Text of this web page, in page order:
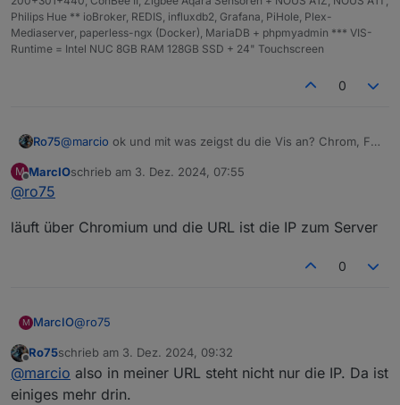
Philips Hue ** ioBroker, REDIS, influxdb2, Grafana, PiHole, Plex-
Mediaserver, paperless-ngx (Docker), MariaDB + phpmyadmin *** VIS-
Runtime = Intel NUC 8GB RAM 128GB SSD + 24" Touchscreen
0
Ro75@marcio ok und mit was zeigst du die Vis an? Chrom, FF,
Ro75
M
Offline
MarcIOschrieb am 3. Dez. 2024, 07:55
zuletzt editiert von
@ro75
läuft über Chromium und die URL ist die IP zum Server
0
M MarcIO@ro75
läuft über Chromium und die URL ist die IP zum Server
Offline
Ro75schrieb am 3. Dez. 2024, 09:32
zuletzt editiert von
@marcio also in meiner URL steht nicht nur die IP. Da ist
einiges mehr drin.